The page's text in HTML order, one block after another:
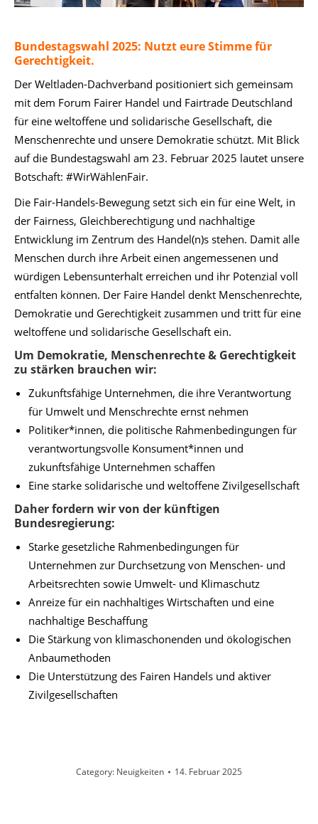
Bundestagswahl 2025: Nutzt eure Stimme für
Gerechtigkeit.
Der Weltladen-Dachverband positioniert sich gemeinsam
mit dem Forum Fairer Handel und Fairtrade Deutschland
für eine weltoffene und solidarische Gesellschaft, die
Menschenrechte und unsere Demokratie schützt. Mit Blick
auf die Bundestagswahl am 23. Februar 2025 lautet unsere
Botschaft: #WirWählenFair.
Die Fair-Handels-Bewegung setzt sich ein für eine Welt, in
der Fairness, Gleichberechtigung und nachhaltige
Entwicklung im Zentrum des Handel(n)s stehen. Damit alle
Menschen durch ihre Arbeit einen angemessenen und
würdigen Lebensunterhalt erreichen und ihr Potenzial voll
entfalten können. Der Faire Handel denkt Menschenrechte,
Demokratie und Gerechtigkeit zusammen und tritt für eine
weltoffene und solidarische Gesellschaft ein.
Um Demokratie, Menschenrechte & Gerechtigkeit
zu stärken brauchen wir:
Zukunftsfähige Unternehmen, die ihre Verantwortung
für Umwelt und Menschrechte ernst nehmen
Politiker*innen, die politische Rahmenbedingungen für
verantwortungsvolle Konsument*innen und
zukunftsfähige Unternehmen schaffen
Eine starke solidarische und weltoffene Zivilgesellschaft
Daher fordern wir von der künftigen
Bundesregierung:
Starke gesetzliche Rahmenbedingungen für
Unternehmen zur Durchsetzung von Menschen- und
Arbeitsrechten sowie Umwelt- und Klimaschutz
Anreize für ein nachhaltiges Wirtschaften und eine
nachhaltige Beschaffung
Die Stärkung von klimaschonenden und ökologischen
Anbaumethoden
Die Unterstützung des Fairen Handels und aktiver
Zivilgesellschaften
Category: Neuigkeiten 14. Februar 2025